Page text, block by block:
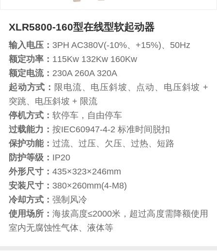
XLR5800-160型在线型软起动器
输入电压： 3PH AC380V(-10%、+15%)、50Hz
额定功率： 115Kw 132Kw 160Kw
额定电流： 230A 260A 320A
起动方式： 限电流、电压斜坡、点动、电压斜坡 +
突跳、电压斜坡 + 限流
停机方式： 软停车，自由停车
过载能力： 按IEC60947-4-2 标准时间脱扣
保护功能： 过流、过压、欠压、过热、短路
防护等级： IP20
外形尺寸： 435×323×246mm
安装尺寸： 380×260mm(4-M8)
冷却方式： 强制风冷
使用场所：海拔高度≤2000米，超过高度需降额使用
室内无腐蚀性气体、液体等